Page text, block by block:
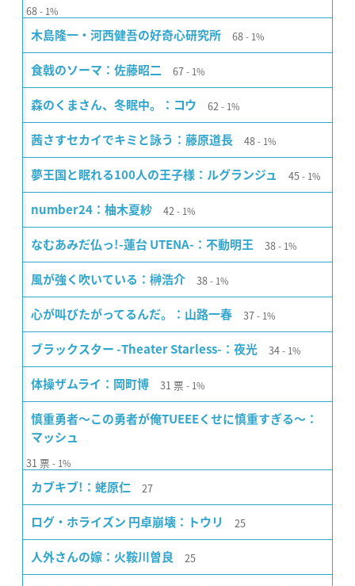
68 1%
木島隆一・河西健吾の好奇心研究所 68 1%
食戟のソーマ：佐藤昭二 67 1%
森のくまさん、冬眠中。：コウ 62 1%
茜さすセカイでキミと詠う：藤原道長 48 1%
夢王国と眠れる100人の王子様：ルグランジュ 45 1%
number24：柚木夏紗 42 1%
なむあみだ仏っ!-蓮台 UTENA-：不動明王 38 1%
風が強く吹いている：榊浩介 38 1%
心が叫びたがってるんだ。：山路一春 37 1%
ブラックスター -Theater Starless-：夜光 34 1%
体操ザムライ：岡町博 31 票 1%
慎重勇者〜この勇者が俺TUEEEくせに慎重すぎる〜：
マッシュ
31 票 1%
カブキブ!：蛯原仁 27
ログ・ホライズン 円卓崩壊：トウリ 25
人外さんの嫁：火鞍川曽良 25